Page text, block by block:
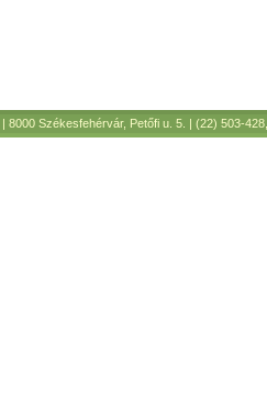
| 8000 Székesfehérvár, Petőfi u. 5. | (22) 503-